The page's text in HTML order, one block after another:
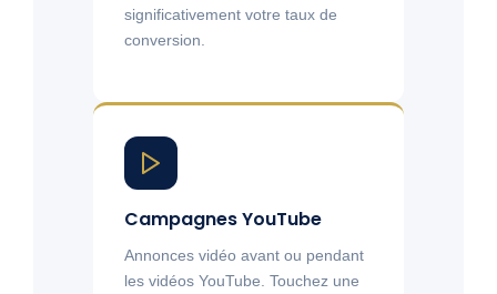
significativement votre taux de
conversion.
Campagnes YouTube
Annonces vidéo avant ou pendant
les vidéos YouTube. Touchez une